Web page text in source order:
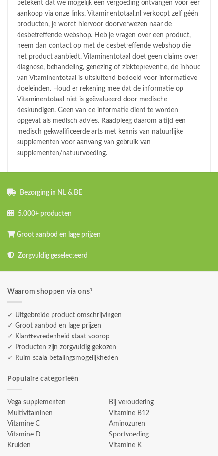
betekent dat we mogelijk een vergoeding ontvangen voor een
aankoop via onze links. Vitaminentotaal.nl verkoopt zelf géén
producten, je wordt hiervoor doorverwezen naar de
desbetreffende webshop. Heb je vragen over een product,
neem dan contact op met de desbetreffende webshop die
het product aanbiedt. Vitaminentotaal doet geen claims over
diagnose, behandeling, genezing of ziektepreventie, de inhoud
van Vitaminentotaal is uitsluitend bedoeld voor informatieve
doeleinden. Houd er rekening mee dat de informatie op
Vitaminentotaal niet is geëvalueerd door medische
deskundigen. Geen van de informatie dient te worden
opgevat als medisch advies. Raadpleeg daarom altijd een
medisch gekwalificeerde arts met kennis van natuurlijke
supplementen voor aanvang van gebruik van
supplementen/natuurvoeding.
Bezorging in NL & BE
5.000+ producten
Groot aanbod en lage prijzen
Zorgvuldig geselecteerd
Waarom shoppen via ons?
✓ Uitgebreide product omschrijvingen
✓ Groot aanbod en lage prijzen
✓ Klanttevredenheid staat voorop
✓ Producten zijn zorgvuldig gekozen
✓ Ruim scala betalingsmogelijkheden
Populaire categorieën
Vega supplementen
Multivitaminen
Vitamine C
Vitamine D
Kruiden
Bij veroudering
Vitamine B12
Aminozuren
Sportvoeding
Vitamine K